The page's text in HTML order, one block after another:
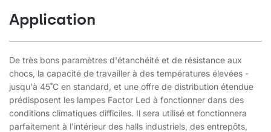
Application
De très bons paramètres d'étanchéité et de résistance aux
chocs, la capacité de travailler à des températures élevées -
jusqu'à 45˚C en standard, et une offre de distribution étendue
prédisposent les lampes Factor Led à fonctionner dans des
conditions climatiques difficiles. Il sera utilisé et fonctionnera
parfaitement à l'intérieur des halls industriels, des entrepôts,